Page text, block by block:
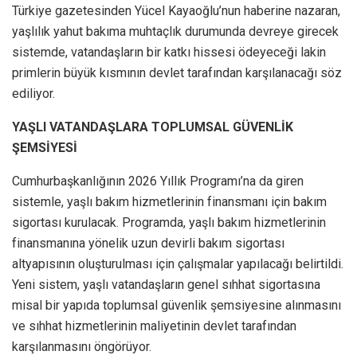
Türkiye gazetesinden Yücel Kayaoğlu’nun haberine nazaran,
yaşlılık yahut bakıma muhtaçlık durumunda devreye girecek
sistemde, vatandaşların bir katkı hissesi ödeyeceği lakin
primlerin büyük kısmının devlet tarafından karşılanacağı söz
ediliyor.
YAŞLI VATANDAŞLARA TOPLUMSAL GÜVENLİK
ŞEMSİYESİ
Cumhurbaşkanlığının 2026 Yıllık Programı’na da giren
sistemle, yaşlı bakım hizmetlerinin finansmanı için bakım
sigortası kurulacak. Programda, yaşlı bakım hizmetlerinin
finansmanına yönelik uzun devirli bakım sigortası
altyapısının oluşturulması için çalışmalar yapılacağı belirtildi.
Yeni sistem, yaşlı vatandaşların genel sıhhat sigortasına
misal bir yapıda toplumsal güvenlik şemsiyesine alınmasını
ve sıhhat hizmetlerinin maliyetinin devlet tarafından
karşılanmasını öngörüyor.